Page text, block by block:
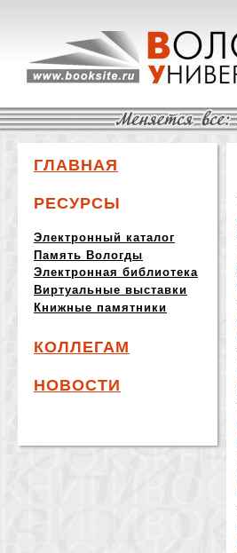
ГЛАВНАЯ
РЕСУРСЫ
Электронный каталог
Память Вологды
Электронная библиотека
Виртуальные выставки
Книжные памятники
КОЛЛЕГАМ
НОВОСТИ